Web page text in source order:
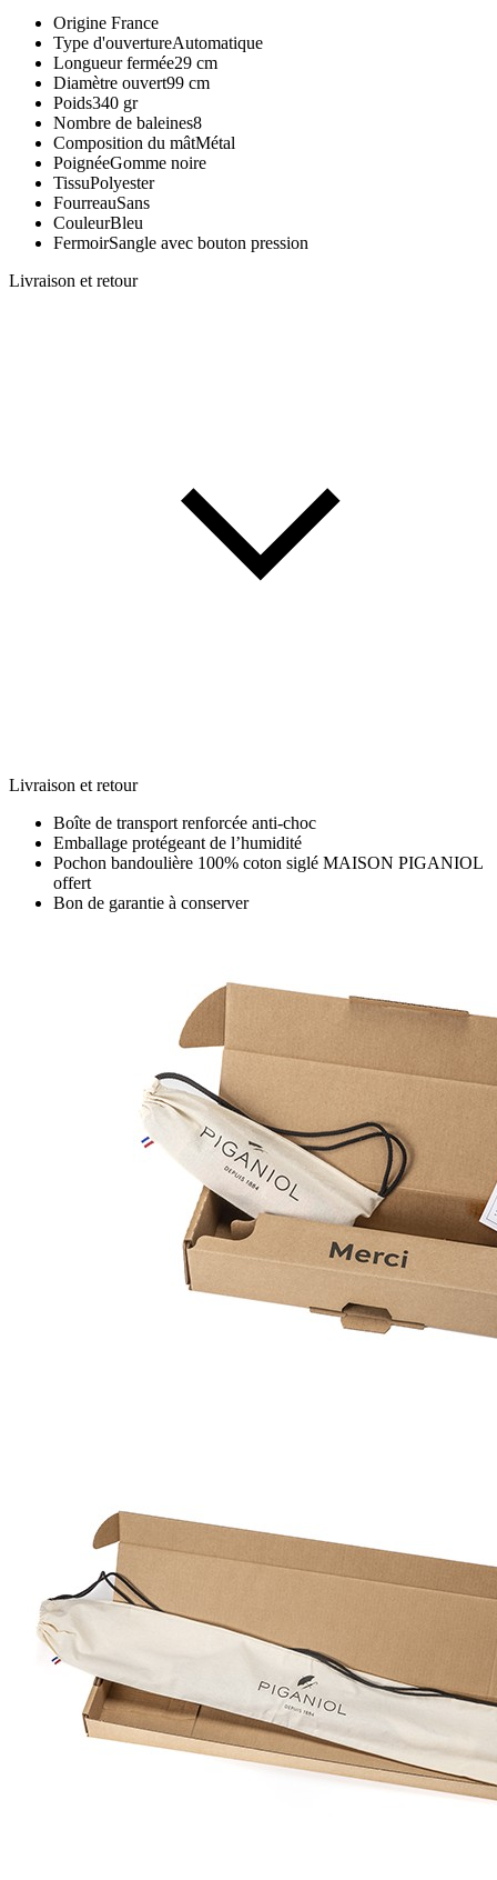
Origine France
Type d'ouvertureAutomatique
Longueur fermée29 cm
Diamètre ouvert99 cm
Poids340 gr
Nombre de baleines8
Composition du mâtMétal
PoignéeGomme noire
TissuPolyester
FourreauSans
CouleurBleu
FermoirSangle avec bouton pression
Livraison et retour
Livraison et retour
Boîte de transport renforcée anti-choc
Emballage protégeant de l’humidité
Pochon bandoulière 100% coton siglé MAISON PIGANIOL
offert
Bon de garantie à conserver